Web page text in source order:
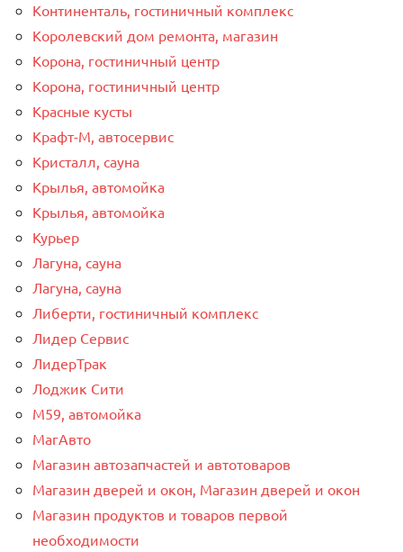
Континенталь, гостиничный комплекс
Королевский дом ремонта, магазин
Корона, гостиничный центр
Корона, гостиничный центр
Красные кусты
Крафт-М, автосервис
Кристалл, сауна
Крылья, автомойка
Крылья, автомойка
Курьер
Лагуна, сауна
Лагуна, сауна
Либерти, гостиничный комплекс
Лидер Сервис
ЛидерТрак
Лоджик Сити
М59, автомойка
МагАвто
Магазин автозапчастей и автотоваров
Магазин дверей и окон, Магазин дверей и окон
Магазин продуктов и товаров первой
необходимости